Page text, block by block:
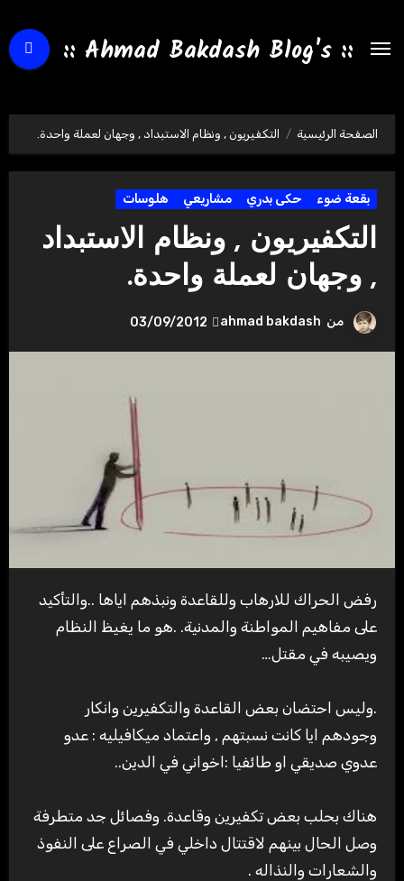
:: Ahmad Bakdash Blog's ::
الصفحة الرئيسية التكفيريون , ونظام الاستبداد , وجهان لعملة واحدة.
بقعة ضوء حكى بدري مشاريعي هلوسات
التكفيريون , ونظام الاستبداد
, وجهان لعملة واحدة.
من ahmad bakdash
03/09/2012
رفض الحراك للارهاب وللقاعدة ونبذهم اياها ..والتأكيد
على مفاهيم المواطنة والمدنية. .هو ما يغيظ النظام
ويصيبه في مقتل…
.وليس احتضان بعض القاعدة والتكفيرين وانكار
وجودهم ايا كانت نسبتهم , واعتماد ميكافيليه : عدو
عدوي صديقي او طائفيا :اخواني في الدين..
هناك بحلب بعض تكفيرين وقاعدة. وفصائل جد متطرفة
وصل الحال بينهم لاقتتال داخلي في الصراع على النفوذ
والشعارات والنذاله .